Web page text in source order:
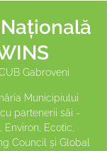
Gabroveni
Municipiului
partenerii săi -
Ecotic,
Council și Global